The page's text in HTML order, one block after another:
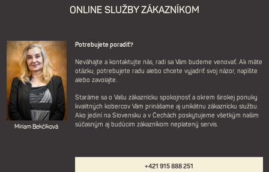
ONLINE SLUŽBY ZÁKAZNÍKOM
Miriam Bekčíková
Potrebujete poradiť?
Neváhajte a kontaktujte nás, radi sa Vám budeme venovať. Ak máte
otázku, potrebujete radu alebo chcete vyjadriť svoj názor, napíšte
alebo zavolajte.
Staráme sa o Vašu zákaznícku spokojnosť a okrem širokej ponuky
kvalitných kobercov Vám prinášame aj unikátnu zákaznícku službu.
Ako jediní na Slovensku a v Čechách poskytujeme všetkým našim
súčasným aj budúcim zákazníkom neplatený servis.
+421 915 888 251